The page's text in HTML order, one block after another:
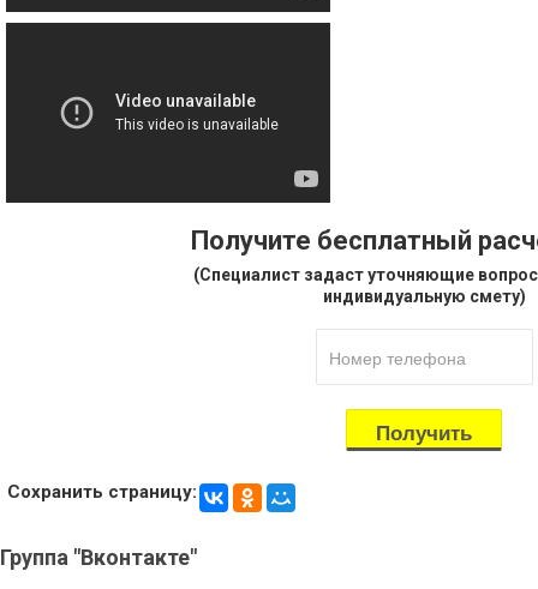
Получите бесплатный
(Специалист задаст уточняющие
индивидуальную смету)
Сохранить страницу:
Группа "Вконтакте"